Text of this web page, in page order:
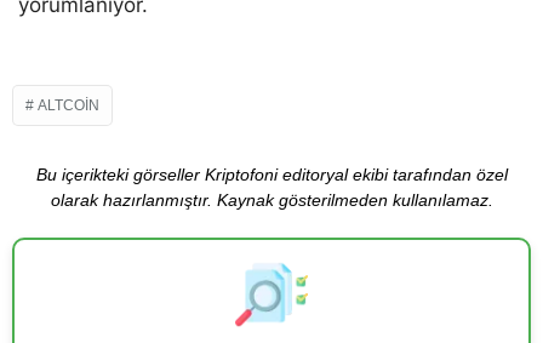
ALTCOIN
Bu içerikteki görseller Kriptofoni editoryal ekibi tarafından özel
olarak hazırlanmıştır. Kaynak gösterilmeden kullanılamaz.